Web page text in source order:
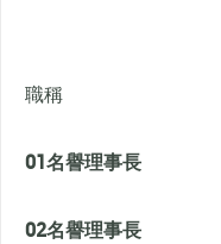
職稱
01名譽理事長
02名譽理事長